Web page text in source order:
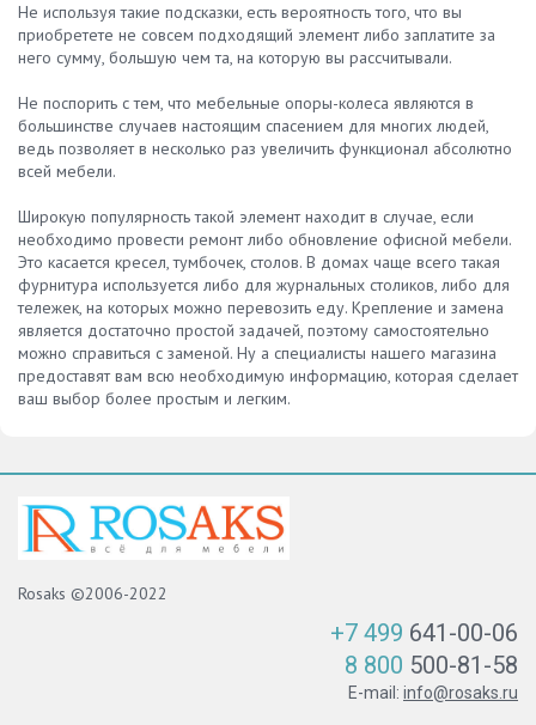
Не используя такие подсказки, есть вероятность того, что вы
приобретете не совсем подходящий элемент либо заплатите за
него сумму, большую чем та, на которую вы рассчитывали.
Не поспорить с тем, что мебельные опоры-колеса являются в
большинстве случаев настоящим спасением для многих людей,
ведь позволяет в несколько раз увеличить функционал абсолютно
всей мебели.
Широкую популярность такой элемент находит в случае, если
необходимо провести ремонт либо обновление офисной мебели.
Это касается кресел, тумбочек, столов. В домах чаще всего такая
фурнитура используется либо для журнальных столиков, либо для
тележек, на которых можно перевозить еду. Крепление и замена
является достаточно простой задачей, поэтому самостоятельно
можно справиться с заменой. Ну а специалисты нашего магазина
предоставят вам всю необходимую информацию, которая сделает
ваш выбор более простым и легким.
Rosaks ©2006-2022
+7 499 641-00-06
8 800 500-81-58
E-mail: info@rosaks.ru